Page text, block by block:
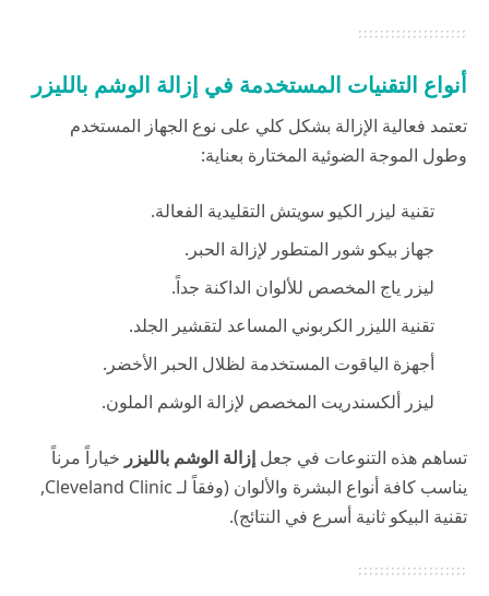
أنواع التقنيات المستخدمة في إزالة الوشم بالليزر
تعتمد فعالية الإزالة بشكل كلي على نوع الجهاز المستخدم
وطول الموجة الضوئية المختارة بعناية:
تقنية ليزر الكيو سويتش التقليدية الفعالة.
جهاز بيكو شور المتطور لإزالة الحبر.
ليزر ياج المخصص للألوان الداكنة جداً.
تقنية الليزر الكربوني المساعد لتقشير الجلد.
أجهزة الياقوت المستخدمة لظلال الحبر الأخضر.
ليزر ألكسندريت المخصص لإزالة الوشم الملون.
تساهم هذه التنوعات في جعل إزالة الوشم بالليزر خياراً مرناً
يناسب كافة أنواع البشرة والألوان (وفقاً لـCleveland Clinic
,
تقنية البيكو ثانية أسرع في النتائج).